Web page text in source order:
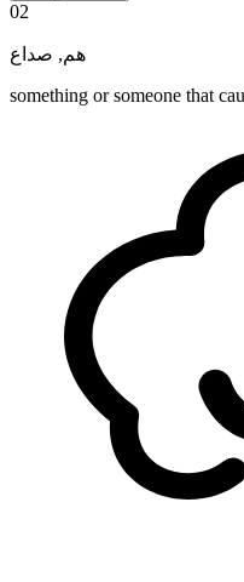
02
هم, صداع
something or someone that